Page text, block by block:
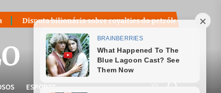
sobre royalties do petróleo volta ao centro do debate
ESPORTE